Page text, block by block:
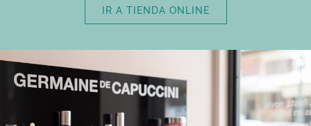
IR A TIENDA ONLINE